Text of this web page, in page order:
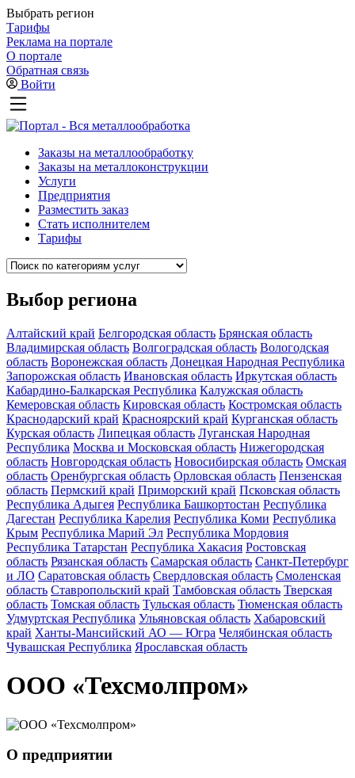
Выбрать регион
Тарифы
Реклама на портале
О портале
Обратная связь
Войти
Заказы на металлообработку
Заказы на металлоконструкции
Услуги
Предприятия
Разместить заказ
Стать исполнителем
Тарифы
Выбор региона
Алтайский край Белгородская область Брянская область
Владимирская область Волгоградская область Вологодская
область Воронежская область Донецкая Народная Республика
Запорожская область Ивановская область Иркутская область
Кабардино-Балкарская Республика Калужская область
Кемеровская область Кировская область Костромская область
Краснодарский край Красноярский край Курганская область
Курская область Липецкая область Луганская Народная
Республика Москва и Московская область Нижегородская
область Новгородская область Новосибирская область Омская
область Оренбургская область Орловская область Пензенская
область Пермский край Приморский край Псковская область
Республика Адыгея Республика Башкортостан Республика
Дагестан Республика Карелия Республика Коми Республика
Крым Республика Марий Эл Республика Мордовия
Республика Татарстан Республика Хакасия Ростовская
область Рязанская область Самарская область Санкт-Петербург
и ЛО Саратовская область Свердловская область Смоленская
область Ставропольский край Тамбовская область Тверская
область Томская область Тульская область Тюменская область
Удмуртская Республика Ульяновская область Хабаровский
край Ханты-Мансийский АО — Югра Челябинская область
Чувашская Республика Ярославская область
ООО «Техсмолпром»
О предприятии